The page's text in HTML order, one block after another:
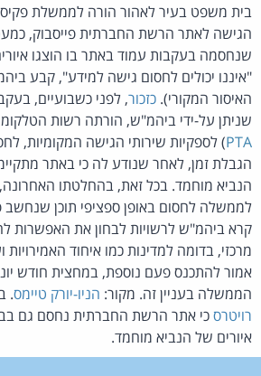
בית משפט בעיר לאהור הורה לממשלת
הגישה לאתר הרשת החברתית פייסבוק,
שנחסמה בעקבות עמוד באתר בו הוצגו
"איננו יכולים לחסום גישה למידע", קבע
האיסור המקורי). כזכור, לפני כשבועיים,
שניתן על-ידי ביהמ"ש, הורתה רשות
PTA) לספקיות שירותי הגישה המקומיות,
הגבלת זמן, לאחר שנודע לה כי באתר
הנביא מוחמד. בכל זאת, בהחלטתו
לממשלה לחסום באופן ספציפי תוכן שנחשב
קרא ביהמ"ש לרשויות לבחון את האפשרות
מרכזי, בדומה למדינות כמו איחוד
אמור להתכנס פעם נוספת, במחצית חודש
הממשלה בעניין זה. מקור: הניו-יורק טיימס.
רויטרסכי אתר הרשת החברתית נחסם גם
איורים של הנביא מוחמד.